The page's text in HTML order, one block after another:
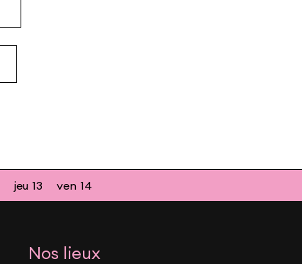
jeu 13 ven 14
Nos lieux